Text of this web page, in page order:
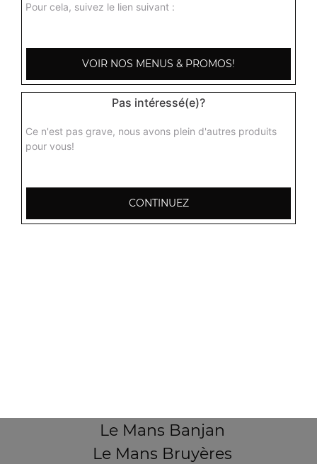
2 Place des Sables
Le Mans Banjan
Le Mans Bruyères
Pour cela, suivez le lien suivant :
VOIR NOS MENUS & PROMOS!
Pas intéressé(e)?
Ce n'est pas grave, nous avons plein d'autres produits
pour vous!
CONTINUEZ